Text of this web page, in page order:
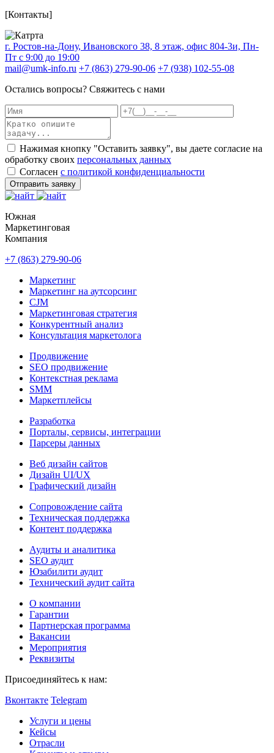
[Контакты]
г. Ростов-на-Дону, Ивановского 38, 8 этаж, офис 804-3и, Пн-
Пт с 9:00 до 19:00
mail@umk-info.ru +7 (863) 279-90-06 +7 (938) 102-55-08
Остались вопросы? Свяжитесь с нами
Нажимая кнопку "Оставить заявку", вы даете согласие на
обработку своих персональных данных
Согласен с политикой конфиденциальности
Отправить заявку
Южная
Маркетинговая
Компания
+7 (863) 279-90-06
Маркетинг
Маркетинг на аутсорсинг
CJM
Маркетинговая стратегия
Конкурентный анализ
Консультация маркетолога
Продвижение
SEO продвижение
Контекстная реклама
SMM
Маркетплейсы
Разработка
Порталы, сервисы, интеграции
Парсеры данных
Веб дизайн сайтов
Дизайн UI/UX
Графический дизайн
Сопровождение сайта
Техническая поддержка
Контент поддержка
Аудиты и аналитика
SEO аудит
Юзабилити аудит
Технический аудит сайта
О компании
Гарантии
Партнерская программа
Вакансии
Мероприятия
Реквизиты
Присоединяйтесь к нам:
Вконтакте Telegram
Услуги и цены
Кейсы
Отрасли